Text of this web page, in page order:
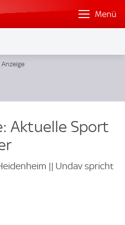
Menü
Aktuelle Sport
|| Undav spricht